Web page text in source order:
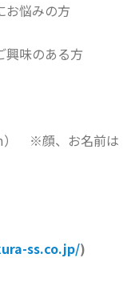
お悩みの方
味のある方
） ※顔、お名前は
ss.co.jp/)